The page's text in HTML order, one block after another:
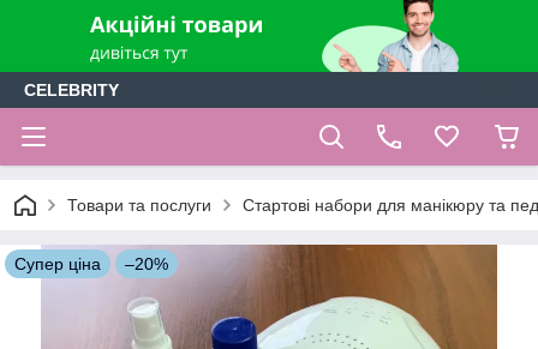
CELEBRITY
Товари та послуги Стартові набори для манікюру та
Супер ціна –20%